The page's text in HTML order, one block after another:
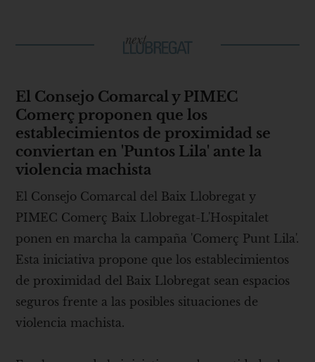
El Consejo Comarcal y PIMEC
Comerç proponen que los
establecimientos de proximidad se
conviertan en 'Puntos Lila' ante la
violencia machista
El Consejo Comarcal del Baix Llobregat y
PIMEC Comerç Baix Llobregat-L'Hospitalet
ponen en marcha la campaña 'Comerç Punt Lila'.
Esta iniciativa propone que los establecimientos
de proximidad del Baix Llobregat sean espacios
seguros frente a las posibles situaciones de
violencia machista.